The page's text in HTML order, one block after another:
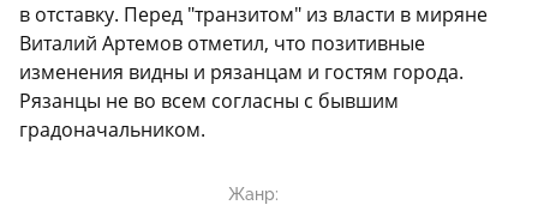
в отставку. Перед "транзитом" из власти в миряне
Виталий Артемов отметил, что позитивные
изменения видны и рязанцам и гостям города.
Рязанцы не во всем согласны с бывшим
градоначальником.
Жанр: